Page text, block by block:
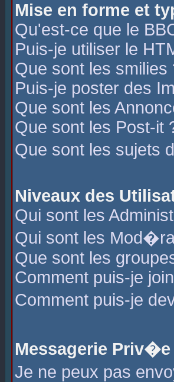
Mise en forme et
Qu'est-ce que le
Puis-je utiliser le
Que sont les smilies
Puis-je poster des
Que sont les
Que sont les Post-it
Que sont les sujets
Niveaux des
Qui sont les
Qui sont les
Que sont les
Comment puis-je
Comment puis-je
Messagerie Priv�e
Je ne peux pas